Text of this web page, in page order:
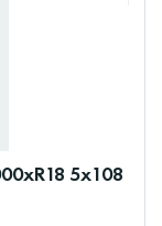
5x108